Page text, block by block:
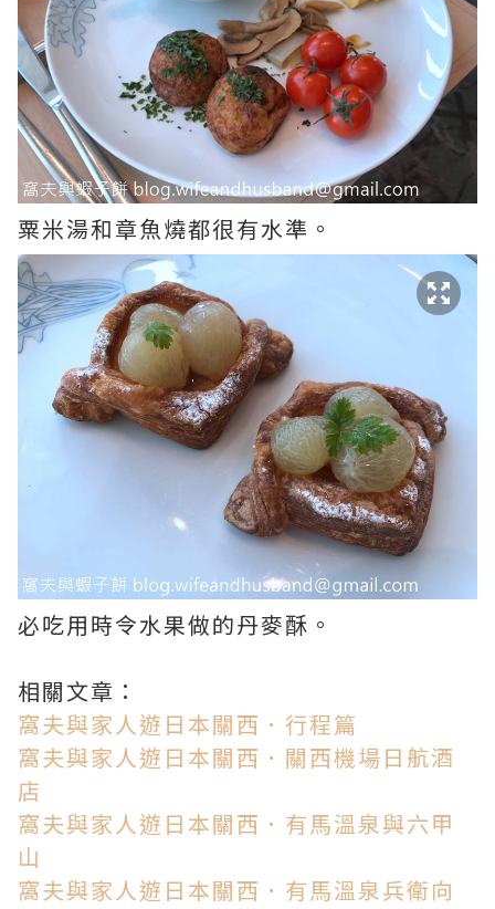
粟米湯和章魚燒都很有水準。
必吃用時令水果做的丹麥酥。
相關文章：
窩夫與家人遊日本關西．行程篇
窩夫與家人遊日本關西．關西機場日航酒
店
窩夫與家人遊日本關西．有馬溫泉與六甲
山
窩夫與家人遊日本關西．有馬溫泉兵衛向